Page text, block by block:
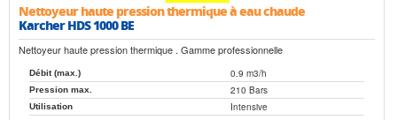
Nettoyeur haute pression thermique à eau chaude
Karcher HDS 1000 BE
Nettoyeur haute pression thermique . Gamme professionnelle
Débit (max.) 0.9 m3/h
Pression max. 210 Bars
Utilisation Intensive